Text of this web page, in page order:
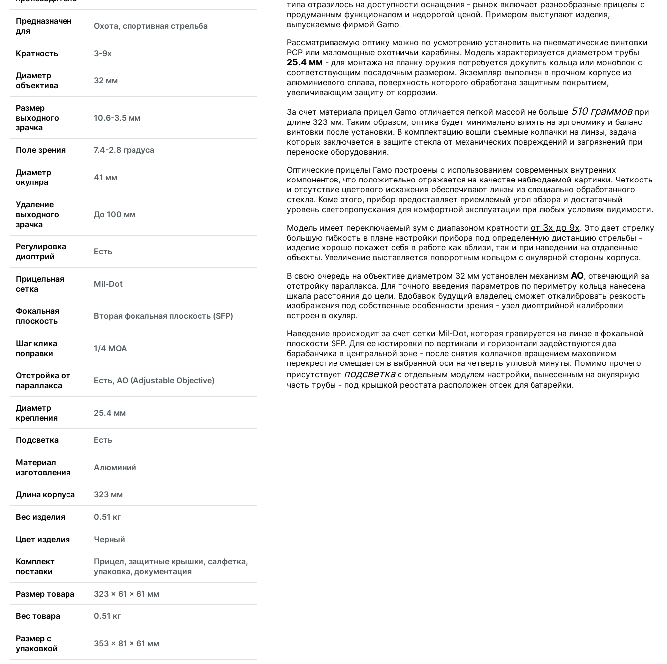
Предназначен
для
Охота, спортивная стрельба
Кратность 3-9x
Диаметр
объектива
32 мм
Размер
выходного
зрачка
10.6-3.5 мм
Поле зрения 7.4-2.8 градуса
Диаметр
окуляра
41 мм
Удаление
выходного
зрачка
До 100 мм
Регулировка
диоптрий
Есть
Прицельная
сетка
Mil-Dot
Фокальная
плоскость
Вторая фокальная плоскость (SFP)
Шаг клика
поправки
1/4 MOA
Отстройка от
параллакса
Есть, AO (Adjustable Objective)
Диаметр
крепления
25.4 мм
Подсветка Есть
Материал
изготовления
Алюминий
Длина корпуса 323 мм
Вес изделия 0.51 кг
Цвет изделия Черный
Комплект
поставки
Прицел, защитные крышки, салфетка,
упаковка, документация
Размер товара 323 x 61 x 61 мм
Вес товара 0.51 кг
Размер с
упаковкой
353 x 81 x 61 мм
типа отразилось на доступности оснащения - рынок включает разнообразные прицелы с
продуманным функционалом и недорогой ценой. Примером выступают изделия,
выпускаемые фирмой Gamo.
Рассматриваемую оптику можно по усмотрению установить на пневматические винтовки
PCP или маломощные охотничьи карабины. Модель характеризуется диаметром трубы
25.4 мм - для монтажа на планку оружия потребуется докупить кольца или моноблок с
соответствующим посадочным размером. Экземпляр выполнен в прочном корпусе из
алюминиевого сплава, поверхность которого обработана защитным покрытием,
увеличивающим защиту от коррозии.
За счет материала прицел Gamo отличается легкой массой не больше 510 граммовпри
длине 323 мм. Таким образом, оптика будет минимально влиять на эргономику и баланс
винтовки после установки. В комплектацию вошли съемные колпачки на линзы, задача
которых заключается в защите стекла от механических повреждений и загрязнений при
переноске оборудования.
Оптические прицелы Гамо построены с использованием современных внутренних
компонентов, что положительно отражается на качестве наблюдаемой картинки. Четкость
и отсутствие цветового искажения обеспечивают линзы из специально обработанного
стекла. Коме этого, прибор предоставляет приемлемый угол обзора и достаточный
уровень светопропускания для комфортной эксплуатации при любых условиях видимости.
Модель имеет переключаемый зум с диапазоном кратности от 3х до 9х. Это дает стрелку
большую гибкость в плане настройки прибора под определенную дистанцию стрельбы -
изделие хорошо покажет себя в работе как вблизи, так и при наведении на отдаленные
объекты. Увеличение выставляется поворотным кольцом с окулярной стороны корпуса.
В свою очередь на объективе диаметром 32 мм установлен механизм AO, отвечающий за
отстройку параллакса. Для точного введения параметров по периметру кольца нанесена
шкала расстояния до цели. Вдобавок будущий владелец сможет откалибровать резкость
изображения под собственные особенности зрения - узел диоптрийной калибровки
встроен в окуляр.
Наведение происходит за счет сетки Mil-Dot, которая гравируется на линзе в фокальной
плоскости SFP. Для ее юстировки по вертикали и горизонтали задействуются два
барабанчика в центральной зоне - после снятия колпачков вращением маховиком
перекрестие смещается в выбранной оси на четверть угловой минуты. Помимо прочего
присутствует подсветкас отдельным модулем настройки, вынесенным на окулярную
часть трубы - под крышкой реостата расположен отсек для батарейки.